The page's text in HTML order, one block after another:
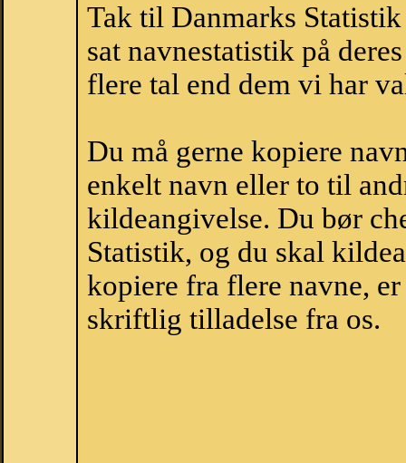
Tak til Danmarks
sat navnestatistik på
flere tal end dem vi har
Du må gerne kopiere
enkelt navn eller to til
kildeangivelse. Du bør
Statistik, og du skal
kopiere fra flere navne,
skriftlig tilladelse fra os.